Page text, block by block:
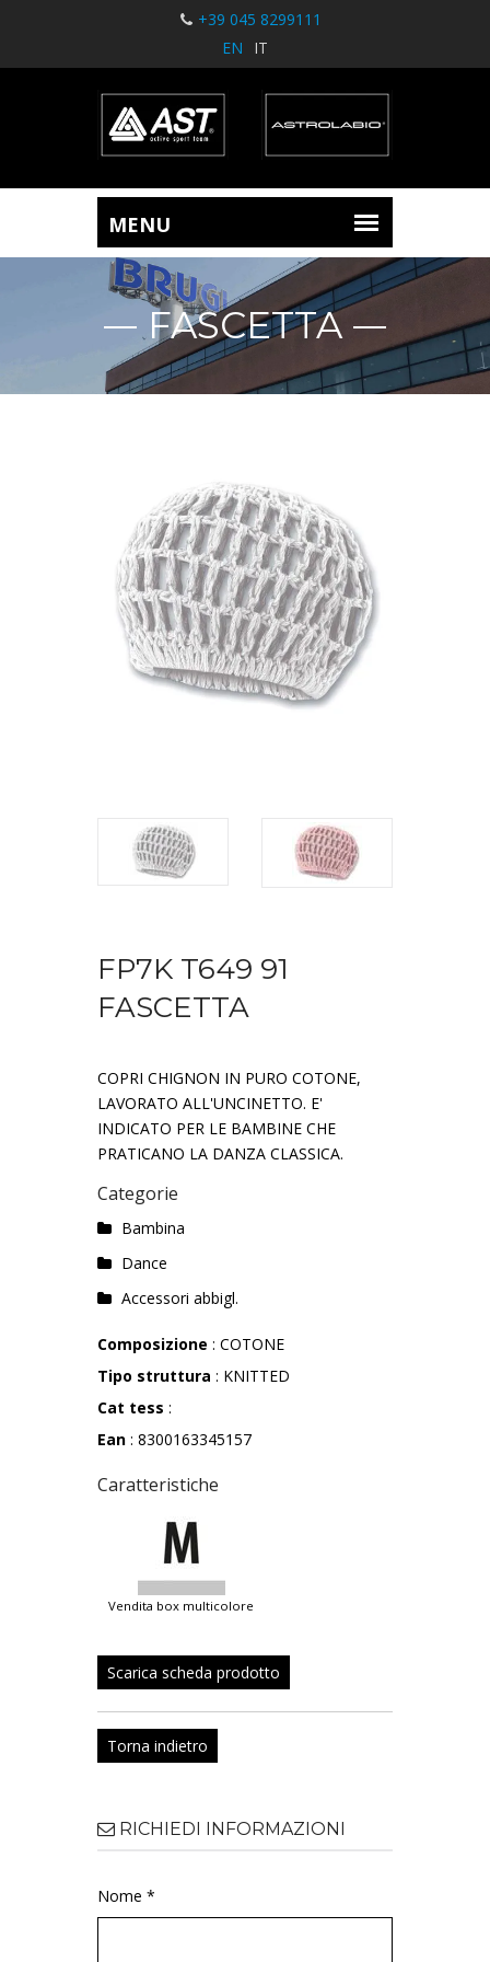
+39 045 8299111
EN
IT
FASCETTA
FP7K T649 91
FASCETTA
COPRI CHIGNON IN PURO COTONE,
LAVORATO ALL'UNCINETTO. E'
INDICATO PER LE BAMBINE CHE
PRATICANO LA DANZA CLASSICA.
Categorie
Bambina
Dance
Accessori abbigl.
Composizione : COTONE
Tipo struttura : KNITTED
Cat tess :
Ean : 8300163345157
Caratteristiche
vendita box multicolore
Scarica scheda prodotto
Torna indietro
RICHIEDI INFORMAZIONI
Nome *